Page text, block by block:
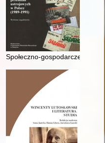
na Kujawach w końcu XIX
Społeczno-gospodarcze